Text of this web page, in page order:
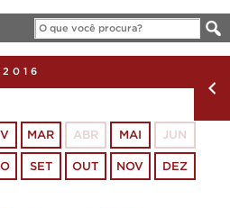
Legislação
Canais
MAR ABR MAI JUN
SET OUT NOV DEZ